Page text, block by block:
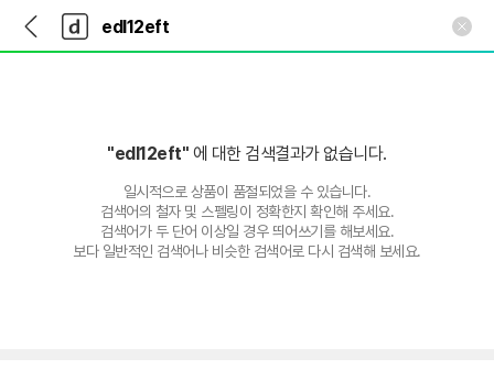
나
와
가
다
와
"edl12eft" 에 대한 검색결과가 없습니다.
일시적으로 상품이 품절되었을 수 있습니다.
검색어의 철자 및 스펠링이 정확한지 확인해 주세요.
검색어가 두 단어 이상일 경우 띄어쓰기를 해보세요.
보다 일반적인 검색어나 비슷한 검색어로 다시 검색해 보세요.